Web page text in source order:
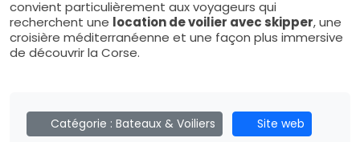
convient particulièrement aux voyageurs qui
recherchent une location de voilier avec skipper, une
croisière méditerranéenne et une façon plus immersive
de découvrir la Corse.
Catégorie : Bateaux & Voiliers Site web